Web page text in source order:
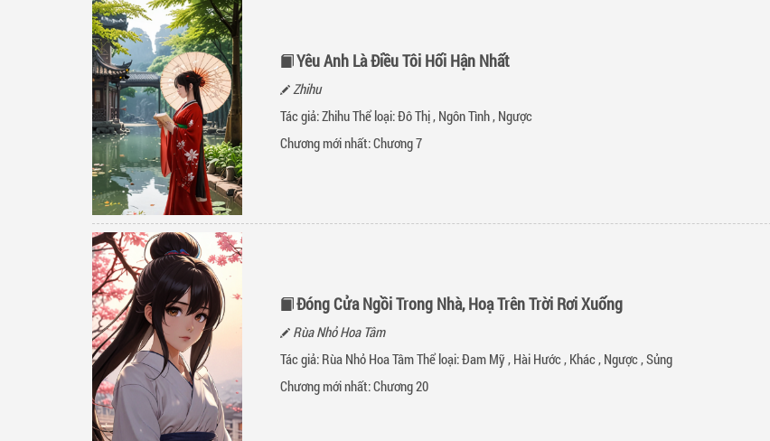
Yêu Anh Là Điều Tôi Hối Hận Nhất
Zhihu
Tác giả: Zhihu Thể loại:Đô Thị, Ngôn Tình, Ngược
Chương mới nhất:Chương 7
Đóng Cửa Ngồi Trong Nhà, Hoạ Trên Trời Rơi Xuống
Rùa Nhỏ Hoa Tâm
Tác giả: Rùa Nhỏ Hoa Tâm Thể loại:Đam Mỹ, Hài Hước, Khác, Ngược,Sủng
Chương mới nhất:Chương 20